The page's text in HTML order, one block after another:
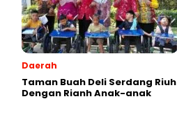
Daerah
Taman Buah Deli Serdang Riuh
Dengan Rianh Anak-anak